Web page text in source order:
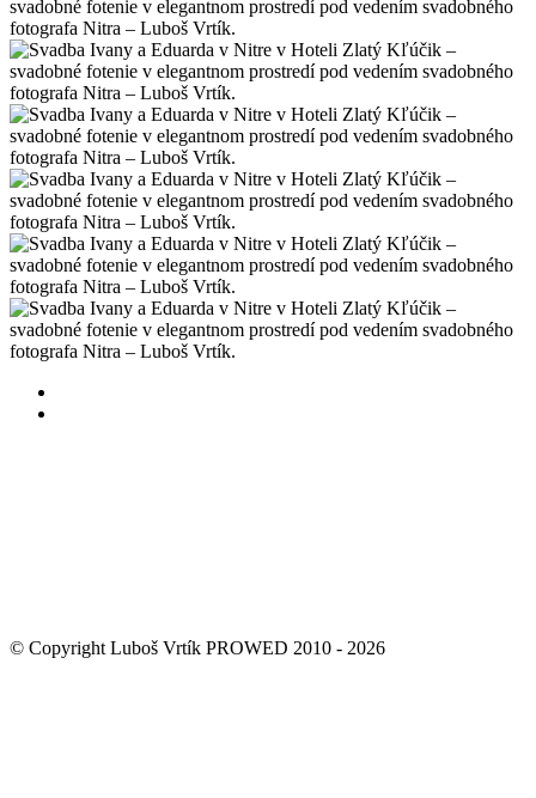
© Copyright Luboš Vrtík PROWED 2010 - 2026